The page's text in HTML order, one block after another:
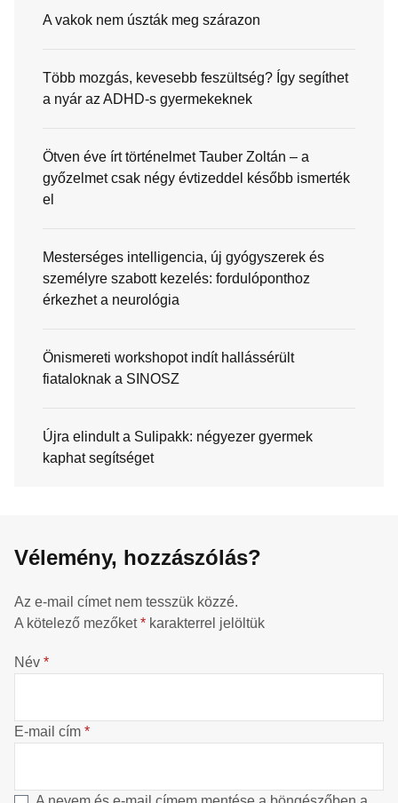
A vakok nem úszták meg szárazon
Több mozgás, kevesebb feszültség? Így segíthet
a nyár az ADHD-s gyermekeknek
Ötven éve írt történelmet Tauber Zoltán – a
győzelmet csak négy évtizeddel később ismerték
el
Mesterséges intelligencia, új gyógyszerek és
személyre szabott kezelés: fordulóponthoz
érkezhet a neurológia
Önismereti workshopot indít hallássérült
fiataloknak a SINOSZ
Újra elindult a Sulipakk: négyezer gyermek
kaphat segítséget
Vélemény, hozzászólás?
Az e-mail címet nem tesszük közzé.
A kötelező mezőket* karakterrel jelöltük
Név *
E-mail cím *